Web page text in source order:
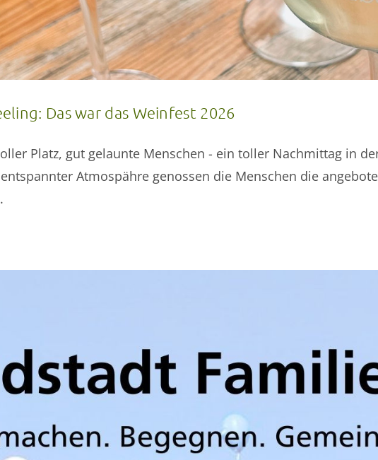
Das war das Weinfest 2026
Platz, gut gelaunte Menschen - ein toller Nachmittag in
Atmospähre genossen die Menschen die